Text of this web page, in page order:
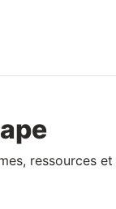
ressources et